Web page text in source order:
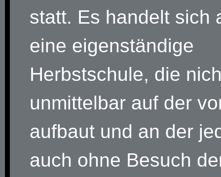
statt. Es handelt sich
eine eigenständige
Herbstschule, die
unmittelbar auf der
aufbaut und an der
auch ohne Besuch